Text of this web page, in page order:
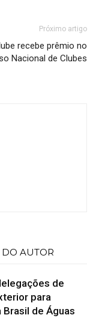
Próximo artigo
recebe prêmio no
Nacional de Clubes
DO AUTOR
de
para
Brasil de Águas